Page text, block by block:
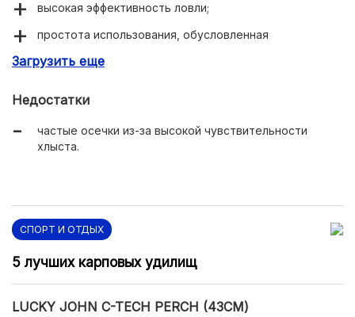
высокая эффективность ловли;
простота использования, обусловленная
элементов;
Загрузить еще
Недостатки
частые осечки из-за высокой чувствительности
хлыста.
СПОРТ И ОТДЫХ
5 лучших карповых удилищ
LUCKY JOHN C-TECH PERCH (43СМ)